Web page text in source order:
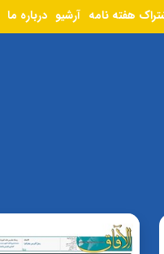
هفته نامه آرشیو درباره ما